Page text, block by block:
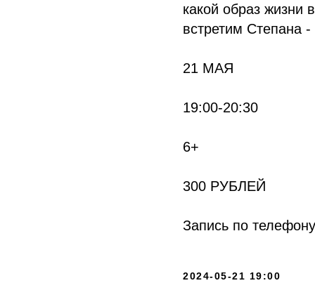
какой образ жизни
встретим Степана
21 МАЯ
19:00-20:30
6+
300 РУБЛЕЙ
Запись по
2024-05-21 19:00